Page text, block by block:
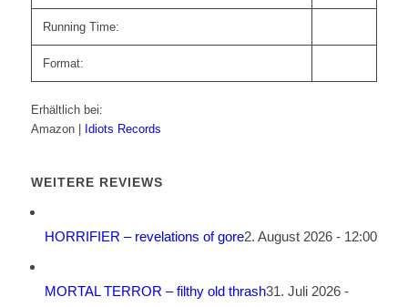
Running Time:
Format:
Erhältlich bei:
Amazon |
Idiots Records
WEITERE REVIEWS
HORRIFIER – revelations of gore2. August 2026 - 12:00
MORTAL TERROR – filthy old thrash31. Juli 2026 -